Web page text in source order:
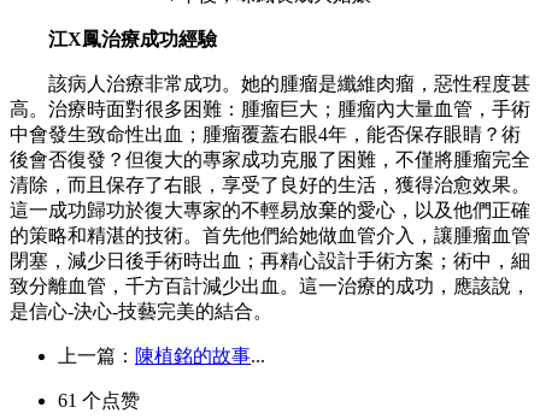
江X鳳治療成功經驗
該病人治療非常成功。她的腫瘤是纖維肉瘤，惡性程度甚
高。治療時面對很多困難：腫瘤巨大；腫瘤內大量血管，手術
中會發生致命性出血；腫瘤覆蓋右眼4年，能否保存眼睛？術
後會否復發？但復大的專家成功克服了困難，不僅將腫瘤完全
清除，而且保存了右眼，享受了良好的生活，獲得治愈效果。
這一成功歸功於復大專家的不輕易放棄的愛心，以及他們正確
的策略和精湛的技術。首先他們給她做血管介入，讓腫瘤血管
閉塞，減少日後手術時出血；再精心設計手術方案；術中，細
致分離血管，千方百計減少出血。這一治療的成功，應該說，
是信心-決心-技藝完美的結合。
上一篇： 陳植銘的故事...
61 个点赞